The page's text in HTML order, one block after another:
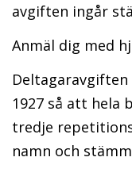
avgiften ingår
Anmäl dig med
1927 så att hela
tredje
namn och